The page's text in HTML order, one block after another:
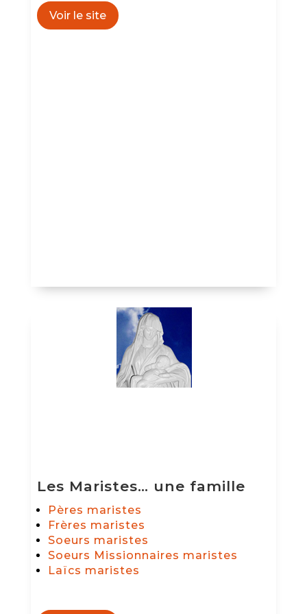
Voir le site
Les Maristes… une famille
Pères maristes
Frères maristes
Soeurs maristes
Soeurs Missionnaires maristes
Laïcs maristes